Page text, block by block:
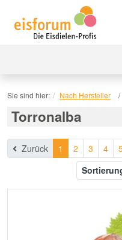
Sie sind hier: Nach Hersteller
Torronalba
Zurück 1 2 3 4